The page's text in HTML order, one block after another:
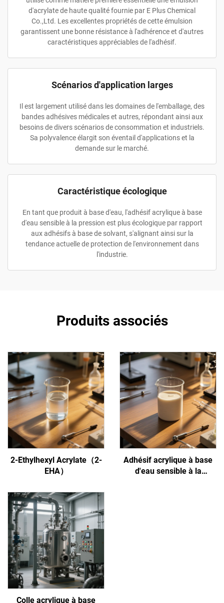
d'acrylate de haute qualité fournie par E Plus Chemical
Co.,Ltd. Les excellentes propriétés de cette émulsion
garantissent une bonne résistance à l'adhérence et d'autres
caractéristiques appréciables de l'adhésif.
Scénarios d'application larges
Il est largement utilisé dans les domaines de l'emballage, des
bandes adhésives médicales et autres, répondant ainsi aux
besoins de divers scénarios de consommation et industriels.
Sa polyvalence élargit son éventail d'applications et la
demande sur le marché.
Caractéristique écologique
En tant que produit à base d'eau, l'adhésif acrylique à base
d'eau sensible à la pression est plus écologique par rapport
aux adhésifs à base de solvant, s'alignant ainsi sur la
tendance actuelle de protection de l'environnement dans
l'industrie.
Produits associés
2-Ethylhexyl Acrylate（2-
EHA）
Adhésif acrylique à base
d'eau sensible à la
Colle acrylique à base